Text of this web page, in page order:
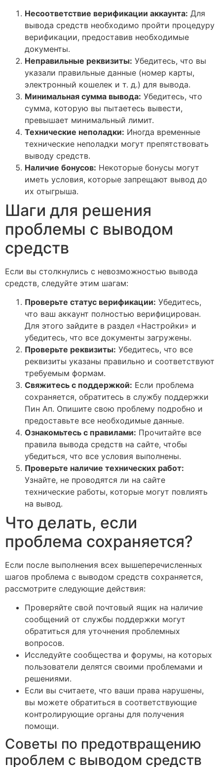
Несоответствие верификации аккаунта: Для
вывода средств необходимо пройти процедуру
верификации, предоставив необходимые
документы.
Неправильные реквизиты: Убедитесь, что вы
указали правильные данные (номер карты,
электронный кошелек и т. д.) для вывода.
Минимальная сумма вывода: Убедитесь, что
сумма, которую вы пытаетесь вывести,
превышает минимальный лимит.
Технические неполадки: Иногда временные
технические неполадки могут препятствовать
выводу средств.
Наличие бонусов: Некоторые бонусы могут
иметь условия, которые запрещают вывод до
их отыгрыша.
Шаги для решения
проблемы с выводом
средств
Если вы столкнулись с невозможностью вывода
средств, следуйте этим шагам:
Проверьте статус верификации: Убедитесь,
что ваш аккаунт полностью верифицирован.
Для этого зайдите в раздел «Настройки» и
убедитесь, что все документы загружены.
Проверьте реквизиты: Убедитесь, что все
реквизиты указаны правильно и соответствуют
требуемым формам.
Свяжитесь с поддержкой: Если проблема
сохраняется, обратитесь в службу поддержки
Пин Ап. Опишите свою проблему подробно и
предоставьте все необходимые данные.
Ознакомьтесь с правилами: Прочитайте все
правила вывода средств на сайте, чтобы
убедиться, что все условия выполнены.
Проверьте наличие технических работ:
Узнайте, не проводятся ли на сайте
технические работы, которые могут повлиять
на вывод.
Что делать, если
проблема сохраняется?
Если после выполнения всех вышеперечисленных
шагов проблема с выводом средств сохраняется,
рассмотрите следующие действия:
Проверяйте свой почтовый ящик на наличие
сообщений от службы поддержки могут
обратиться для уточнения проблемных
вопросов.
Исследуйте сообщества и форумы, на которых
пользователи делятся своими проблемами и
решениями.
Если вы считаете, что ваши права нарушены,
вы можете обратиться в соответствующие
контролирующие органы для получения
помощи.
Советы по предотвращению
проблем с выводом средств